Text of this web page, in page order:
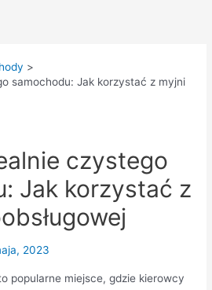
samochodu: Jak korzystać z myjni
czystego
Jak korzystać z
2023
popularne miejsce, gdzie kierowcy